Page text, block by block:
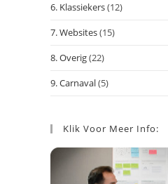
6. Klassiekers(12)
7. Websites(15)
8. Overig(22)
9. Carnaval(5)
Klik Voor Meer Info: